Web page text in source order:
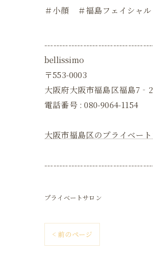
＃小顔 ＃福島フェイシャ
bellissimo
〒553-0003
大阪府大阪市福島区福島
電話番号 :080-9064-1154
大阪市福島区のプライベー
プライベートサロン
< 前のページ